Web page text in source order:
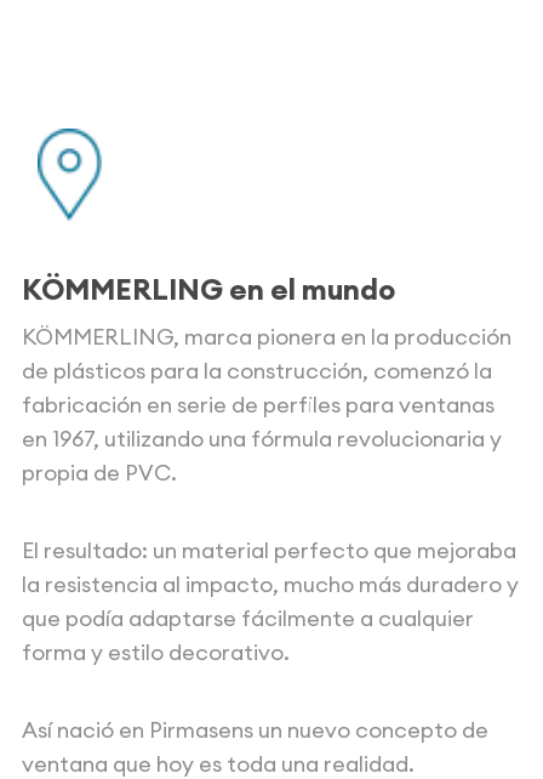
KÖMMERLING en el mundo
KÖMMERLING, marca pionera en la producción
de plásticos para la construcción, comenzó la
fabricación en serie de perfiles para ventanas
en 1967, utilizando una fórmula revolucionaria y
propia de PVC.
El resultado: un material perfecto que mejoraba
la resistencia al impacto, mucho más duradero y
que podía adaptarse fácilmente a cualquier
forma y estilo decorativo.
Así nació en Pirmasens un nuevo concepto de
ventana que hoy es toda una realidad.